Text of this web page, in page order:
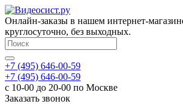
Онлайн-заказы в нашем интернет-
круглосуточно, без выходных.
+7 (495) 646-00-59
+7 (495) 646-00-59
с 10-00 до 20-00 по Москве
Заказать звонок